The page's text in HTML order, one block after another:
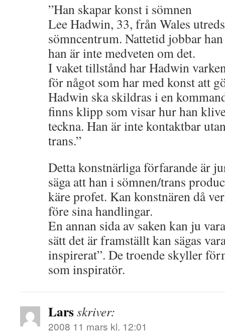
”Han skapar konst i sömnen
Lee Hadwin, 33, från Wales
sömncentrum. Nattetid jobbar
han är inte medveten om det.
I vaket tillstånd har Hadwin
för något som har med konst att
Hadwin ska skildras i en
finns klipp som visar hur han
teckna. Han är inte kontaktbar
trans.”
Detta konstnärliga förfarande är
säga att han i sömnen/trans
käre profet. Kan konstnären då
före sina handlingar.
En annan sida av saken kan ju
sätt det är framställt kan sägas
inspirerat”. De troende skyller
som inspiratör.
Larsskriver:
2008 11 mars kl. 12:01